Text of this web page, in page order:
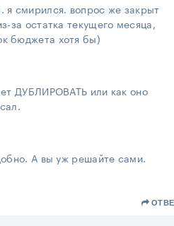
я смирился. вопрос же закрыт
за остатка текущего месяца,
бюджета хотя бы)
ДУБЛИРОВАТЬ или как оно
А вы уж решайте сами.